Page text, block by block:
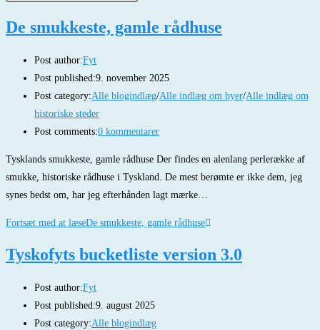
De smukkeste, gamle rådhuse
Post author:Fyt
Post published:9. november 2025
Post category:Alle blogindlæg/Alle indlæg om byer/Alle indlæg om
historiske steder
Post comments:0 kommentarer
Tysklands smukkeste, gamle rådhuse Der findes en alenlang perlerække af
smukke, historiske rådhuse i Tyskland. De mest berømte er ikke dem, jeg
synes bedst om, har jeg efterhånden lagt mærke…
Fortsæt med at læseDe smukkeste, gamle rådhuse
Tyskofyts bucketliste version 3.0
Post author:Fyt
Post published:9. august 2025
Post category:Alle blogindlæg